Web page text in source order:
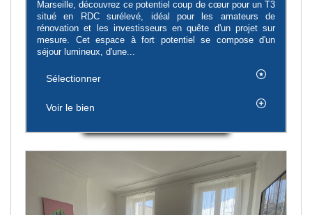
Marseille, découvrez ce potentiel coup de cœur pour un T3
situé en RDC surélevé, idéal pour les amateurs de
rénovation et les investisseurs en quête d'un projet sur
mesure. Cet espace à fort potentiel se compose d'un
séjour lumineux, d'une...
Sélectionner
Voir le bien